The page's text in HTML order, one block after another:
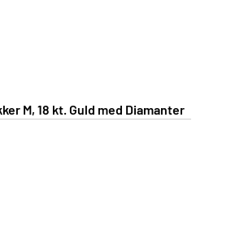
M, 18 kt. Guld med Diamanter